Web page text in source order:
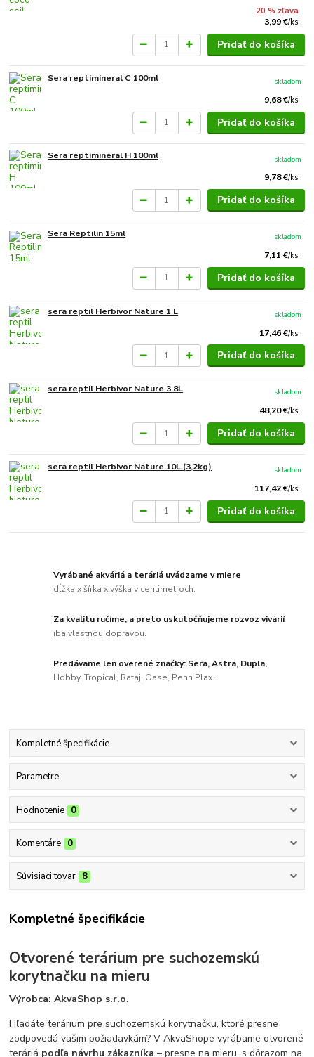
20 % zľava
3,99 €/ks
Pridať do košíka
Sera reptimineral C 100ml
9,68 €/ks
skladom
Pridať do košíka
Sera reptimineral H 100ml
9,78 €/ks
skladom
Pridať do košíka
Sera Reptilin 15ml
7,11 €/ks
skladom
Pridať do košíka
sera reptil Herbivor Nature 1 L
17,46 €/ks
skladom
Pridať do košíka
sera reptil Herbivor Nature 3.8L
48,20 €/ks
skladom
Pridať do košíka
sera reptil Herbivor Nature 10L (3,2kg)
117,42 €/ks
skladom
Pridať do košíka
Vyrábané akváriá a teráriá uvádzame v miere
dĺžka x šírka x výška v centimetroch.
Za kvalitu ručíme, a preto uskutočňujeme rozvoz vivárií
iba vlastnou dopravou.
Predávame len overené značky: Sera, Astra, Dupla,
Hobby, Tropical, Rataj, Oase, Penn Plax...
Kompletné špecifikácie
Parametre
Hodnotenie 0
Komentáre 0
Súvisiaci tovar 8
Kompletné špecifikácie
Otvorené terárium pre suchozemskú
korytnačku na mieru
Výrobca: AkvaShop s.r.o.
Hľadáte terárium pre suchozemskú korytnačku, ktoré presne
zodpovedá vašim požiadavkám? V AkvaShope vyrábame otvorené
teráriá podľa návrhu zákazníka – presne na mieru, s dôrazom na